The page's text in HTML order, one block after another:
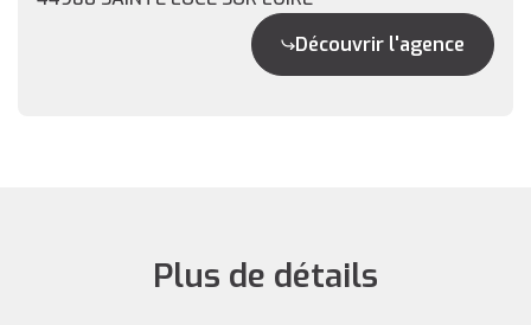
Découvrir l'agence
Plus de détails